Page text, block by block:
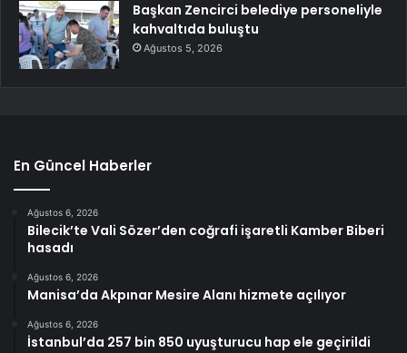
Başkan Zencirci belediye personeliyle
kahvaltıda buluştu
Ağustos 5, 2026
En Güncel Haberler
Ağustos 6, 2026
Bilecik’te Vali Sözer’den coğrafi işaretli Kamber Biberi
hasadı
Ağustos 6, 2026
Manisa’da Akpınar Mesire Alanı hizmete açılıyor
Ağustos 6, 2026
İstanbul’da 257 bin 850 uyuşturucu hap ele geçirildi